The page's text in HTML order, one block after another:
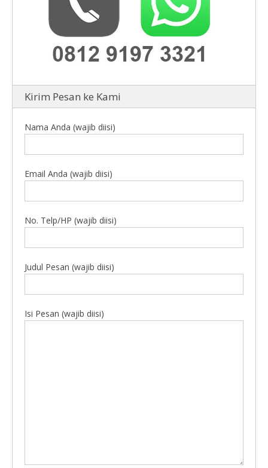
Kirim Pesan ke Kami
Nama Anda (wajib diisi)
Email Anda (wajib diisi)
No. Telp/HP (wajib diisi)
Judul Pesan (wajib diisi)
Isi Pesan (wajib diisi)